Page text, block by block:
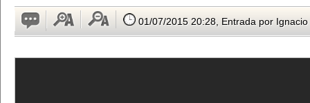
01/07/2015 20:28, Entrada por